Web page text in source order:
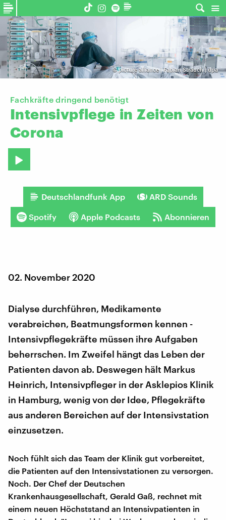
©picture alliance | Fabian Strauch | dpa
Fachkräfte dringend benötigt
Intensivpflege in Zeiten von
Corona
Deutschlandfunk App ARD Sounds
Spotify Apple Podcasts Abonnieren
02. November 2020
Dialyse durchführen, Medikamente
verabreichen, Beatmungsformen kennen -
Intensivpflegekräfte müssen ihre Aufgaben
beherrschen. Im Zweifel hängt das Leben der
Patienten davon ab. Deswegen hält Markus
Heinrich, Intensivpfleger in der Asklepios Klinik
in Hamburg, wenig von der Idee, Pflegekräfte
aus anderen Bereichen auf der Intensivstation
einzusetzen.
Noch fühlt sich das Team der Klinik gut vorbereitet,
die Patienten auf den Intensivstationen zu versorgen.
Noch. Der Chef der Deutschen
Krankenhausgesellschaft, Gerald Gaß, rechnet mit
einem neuen Höchststand an Intensivpatienten in